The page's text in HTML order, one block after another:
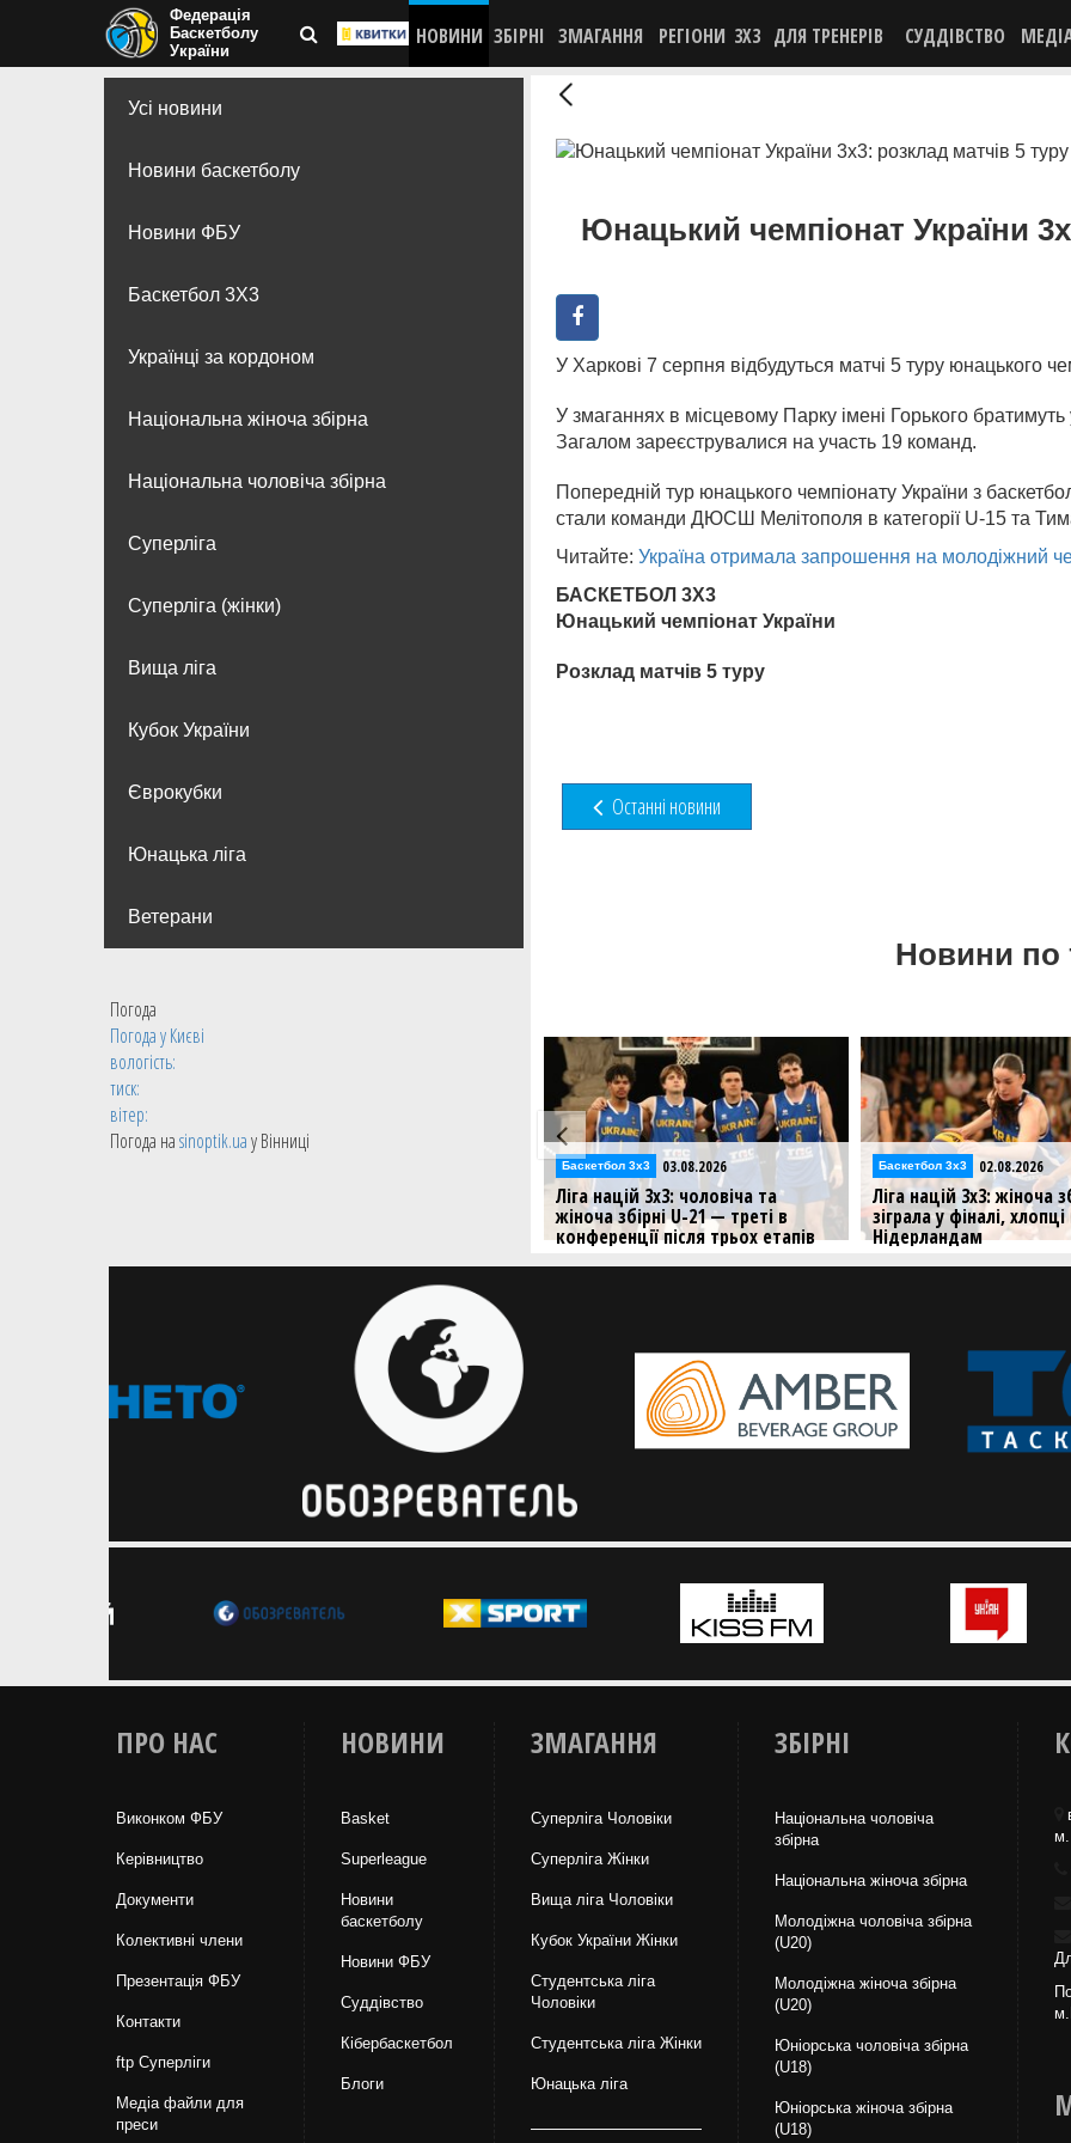
Федерація
Баскетболу
України
НОВИНИ ЗБІРНІ ЗМАГАННЯ РЕГІОНИ 3X3 ДЛЯ ТРЕНЕРІВ СУДДІВСТВО
Усі новини
Новини баскетболу
Новини ФБУ
Баскетбол 3Х3
Українці за кордоном
Національна жіноча збірна
Національна чоловіча збірна
Суперліга
Суперліга (жінки)
Вища лiга
Кубок України
Єврокубки
Юнацька ліга
Ветерани
Погода
Погода уКиєві
вологість:
тиск:
вітер:
Погода наsinoptik.uaу Вінниці
Юнацький чемпіонат України
У Харкові 7 серпня відбудуться матчі 5 туру юнацького
У змаганнях в місцевому Парку імені Горького
Загалом зареєструвалися на участь 19 команд.
Попередній тур юнацького чемпіонату України з
стали команди ДЮСШ Мелітополя в категорії U-15 та
Читайте: Україна отримала запрошення на молодіжний
БАСКЕТБОЛ 3Х3
Юнацький чемпіонат України
Розклад матчів 5 туру
Останні новини
Новини по
Розпочалась реєстрація команд на
четвертий етап чемпіонату України
Баскетбол 3х3 03.08.2026
Ліга націй 3х3: чоловіча та
жіноча збірні U-21 — треті в
конференції після трьох етапів
Збірні України провели три стопи
Баскетбол 3х3 02.08.2026
Ліга націй 3х3: жіноча
зіграла у фіналі,
Нідерландам
Результати матчів
ПРО НАС
Виконком ФБУ
Керівництво
Документи
Колективні члени
Презентація ФБУ
Контакти
ftp Суперліги
Медіа файли для
преси
НОВИНИ
Basket
Superleague
Новини
баскетболу
Новини ФБУ
Суддівство
Кібербаскетбол
Блоги
ЗМАГАННЯ
Суперліга Чоловіки
Суперліга Жінки
Вища лiга Чоловіки
Кубок України Жінки
Студентська ліга
Чоловiки
Студентська ліга Жінки
Юнацька ліга
ЗБІРНІ
Національна чоловіча
збірна
Національна жiноча збірна
Молодіжна чоловіча збірна
(U20)
Молодіжна жіноча збірна
(U20)
Юніорська чоловіча збірна
(U18)
Юніорська жіноча збірна
(U18)
м.